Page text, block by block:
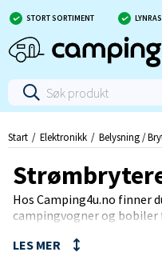
STORT SORTIMENT
Start Elektronikk Belysning /
Hos Camping4u.no finner
campingvogner og
dimmere. Bryterne er